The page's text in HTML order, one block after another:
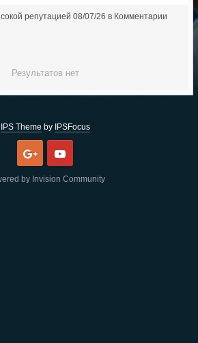
репутацией 08/07/26 в Комментарии
Результатов нет
IPS Theme by IPSFocus
Google
by Invision Community